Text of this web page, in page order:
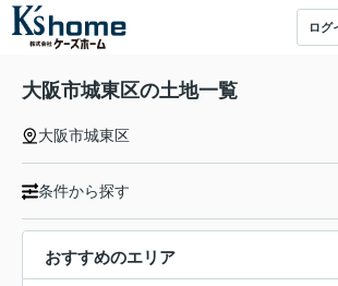
ログ
大阪市城東区の土地一覧
大阪市城東区
条件から探す
おすすめのエリア